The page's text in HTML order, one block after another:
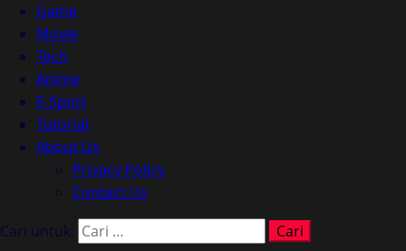
Game
Movie
Tech
Anime
E-Sport
Tutorial
About Us
Privacy Policy
Contact Us
Cari untuk: